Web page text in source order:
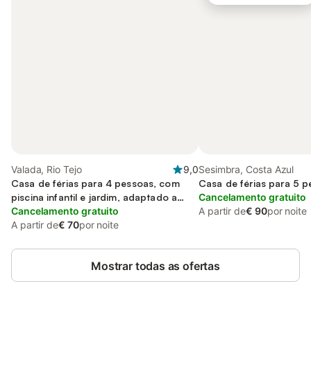
Valada, Rio Tejo
9,0
Casa de férias para 4 pessoas, com
piscina infantil e jardim, adaptado a
crianças
Cancelamento gratuito
A partir de€ 70por noite
Sesimbra, Costa Azul
Casa de férias para 5
Cancelamento gratuito
A partir de€ 90por noite
Mostrar todas as ofertas